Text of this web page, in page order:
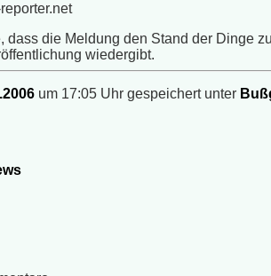
dass die Meldung den Stand der Dinge
wiedergibt.
um 17:05 Uhr gespeichert unter